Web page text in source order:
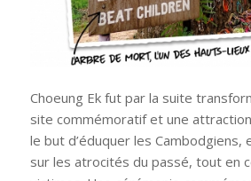
Choeung Ek fut par la suite
site commémoratif et une
le but d’éduquer les Cambodgiens,
sur les atrocités du passé, tout en